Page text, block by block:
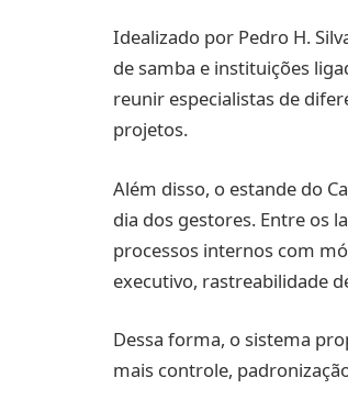
Idealizado por Pedro H.
de samba e instituições
reunir especialistas de
projetos.
Além disso, o estande do
dia dos gestores. Entre os
processos internos com
executivo, rastreabilidade
Dessa forma, o sistema
mais controle,